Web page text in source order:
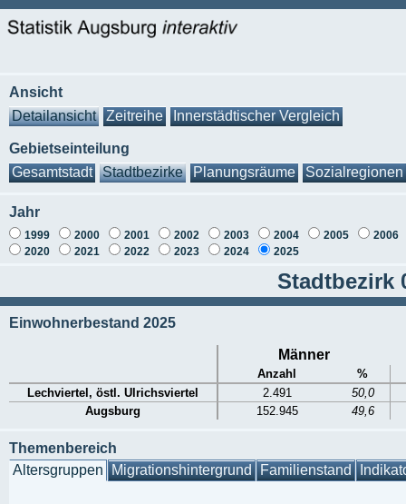
Ansicht
Detailansicht
Zeitreihe Innerstädtischer Vergleich
Gebietseinteilung
Gesamtstadt
Stadtbezirke Planungsräume Sozialregionen
Jahr
1999 2000 2001 2002 2003 2004 2005
2006
2020
2021 2022 2023 2024 2025
Stadtbezirk
Einwohnerbestand 2025
Männer
Anzahl
%
Lechviertel, östl. Ulrichsviertel
2.491
50,0
Augsburg
152.945 49,6
Themenbereich
Altersgruppen Migrationshintergrund Familienstand